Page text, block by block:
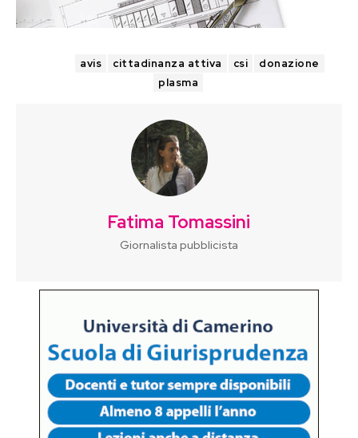
avis cittadinanza attiva csi
donazione
plasma
Fatima Tomassini
Giornalista pubblicista